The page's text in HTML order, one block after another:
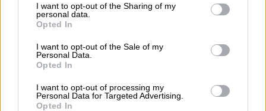
I want to opt-out of the Sharing of my
personal data.
Opted In
I want to opt-out of the Sale of my
Personal Data.
Opted In
I want to opt-out of processing my
Personal Data for Targeted Advertising.
Opted In
Clara Campoamor: Mi sueño,
mi pesadilla
Por María Pérez Herrero